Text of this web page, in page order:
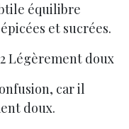
équilibre
et sucrées.
Légèrement doux
car il
doux.